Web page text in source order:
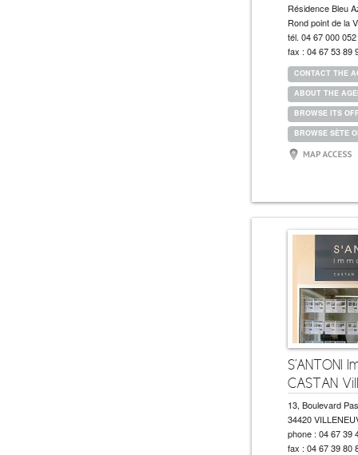
Résidence Bleu
Rond point de la
tél. 04 67 000 052
fax : 04 67 53 89
CONTACT THE
ABOUT THE
BROWSE ITS
BROWSE SÈTE
S'ANTONI
CASTAN
13, Boulevard
34420
phone : 04 67 39
fax : 04 67 39 80